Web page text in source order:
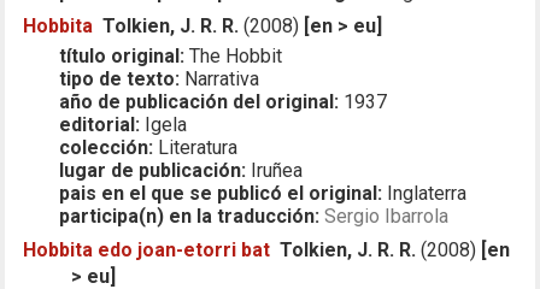
Hobbita Tolkien, J. R. R. (2008) [en > eu]
título original: The Hobbit
tipo de texto: Narrativa
año de publicación del original: 1937
editorial: Igela
colección: Literatura
lugar de publicación: Iruñea
pais en el que se publicó el original: Inglaterra
participa(n) en la traducción: Sergio Ibarrola
Hobbita edo joan-etorri bat Tolkien, J. R. R. (2008) [en
> eu]